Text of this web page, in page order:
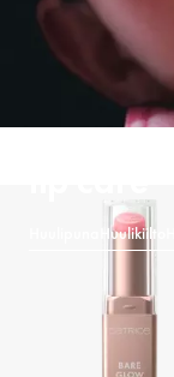
Huulikiilto